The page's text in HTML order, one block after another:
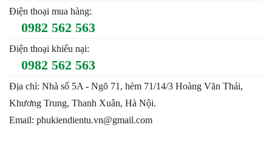
Điện thoại mua hàng:
0982 562 563
Điện thoại khiếu nại:
0982 562 563
Địa chỉ: Nhà số 5A - Ngõ 71, hẻm 71/14/3 Hoàng Văn Thái,
Khương Trung, Thanh Xuân, Hà Nội.
Email: phukiendientu.vn@gmail.com